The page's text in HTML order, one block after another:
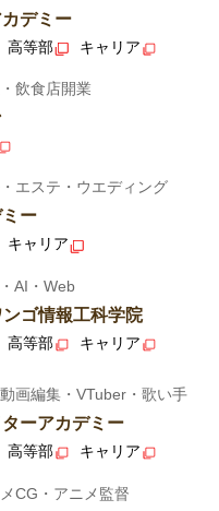
デミー
高等部 キャリア
飲食店開業
エステ・ウエディング
ー
キャリア
AI・Web
ゴ情報工科学院
高等部 キャリア
画編集・VTuber・歌い手
ーアカデミー
高等部 キャリア
CG・アニメ監督